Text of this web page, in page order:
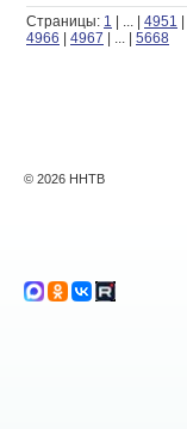
Страницы: 1 | | 4951 |
4966 | 4967 | | 5668
© 2026 ННТВ